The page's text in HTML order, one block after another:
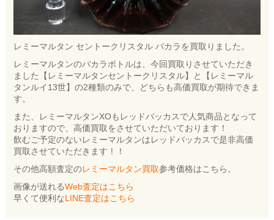
レミーマルタン セントークリスタル バカラを買取りました。
レミーマルタンのバカラボトルは、今回買取りさせていただき
ました【レミーマルタンセントークリスタル】と【レミーマル
タンルイ13世】の2種類のみで、どちらも高価買取が期待できま
す。
また、レミーマルタンXOもレッドバッカスで人気商品となって
おりますので、高価買取をさせていただいております！
飲むご予定のないレミーマルタンはレッドバッカスで是非高価
買取させていただきます！！
その他高額査定のレミーマルタン買取参考価格はこちら。
画像が送れるWeb査定はこちら
早くて便利なLINE査定はこちら